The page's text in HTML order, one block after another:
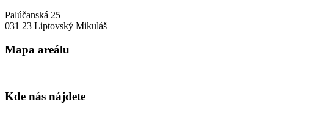
Palúčanská 25
031 23 Liptovský Mikuláš
Mapa areálu
Kde nás nájdete